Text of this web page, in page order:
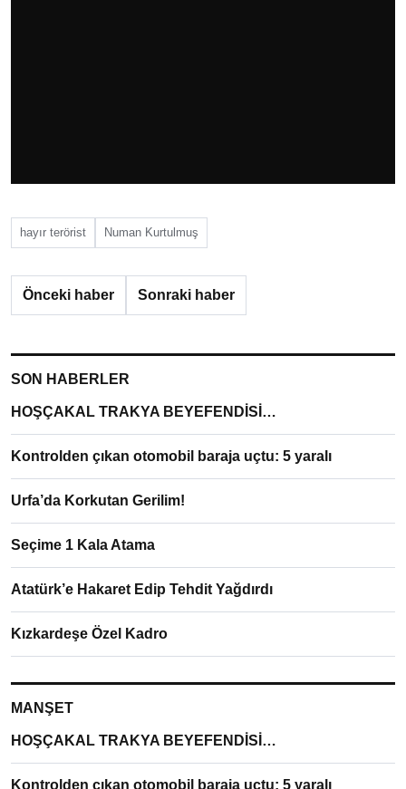
hayır terörist Numan Kurtulmuş
Önceki haber Sonraki haber
SON HABERLER
HOŞÇAKAL TRAKYA BEYEFENDİSİ…
Kontrolden çıkan otomobil baraja uçtu: 5 yaralı
Urfa’da Korkutan Gerilim!
Seçime 1 Kala Atama
Atatürk’e Hakaret Edip Tehdit Yağdırdı
Kızkardeşe Özel Kadro
MANŞET
HOŞÇAKAL TRAKYA BEYEFENDİSİ…
Kontrolden çıkan otomobil baraja uçtu: 5 yaralı